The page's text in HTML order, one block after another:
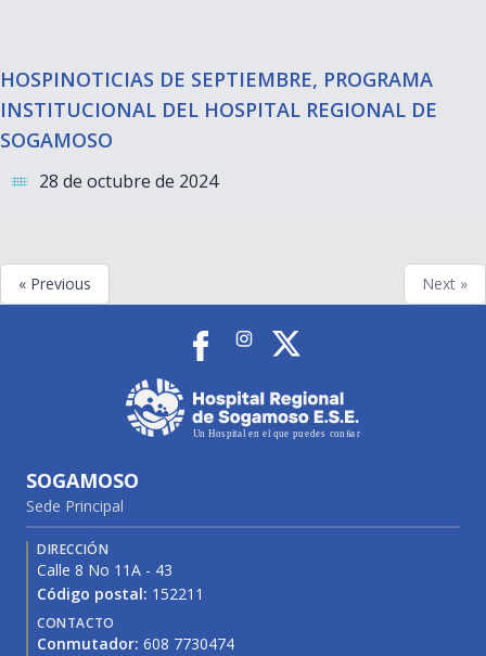
HOSPINOTICIAS DE SEPTIEMBRE, PROGRAMA
INSTITUCIONAL DEL HOSPITAL REGIONAL DE
SOGAMOSO
28 de octubre de 2024
« Previous Next »
SOGAMOSO
Sede Principal
DIRECCIÓN
Calle 8 No 11A - 43
Código postal: 152211
CONTACTO
Conmutador: 608 7730474